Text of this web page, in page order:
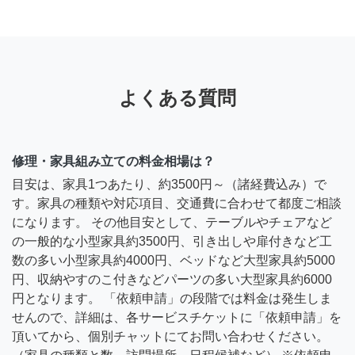
よくある質問
修理・家具組み立ての料金相場は？
目安は、家具1つあたり、約3500円～（諸経費込み）で
す。家具の種類や対応項目、交通費に合わせて都度ご相談
になります。 その他目安として、テーブルやチェアなど
の一般的な小型家具約3500円、引き出しや扉付きなど工
数の多い小型家具約4000円、ベッドなど大型家具約5000
円、収納やすのこ付きなどパーツの多い大型家具約6000
円となります。 「依頼申請」の段階では料金は発生しま
せんので、詳細は、各サービスチケットに「依頼申請」を
頂いてから、個別チャットにてお問い合わせください。